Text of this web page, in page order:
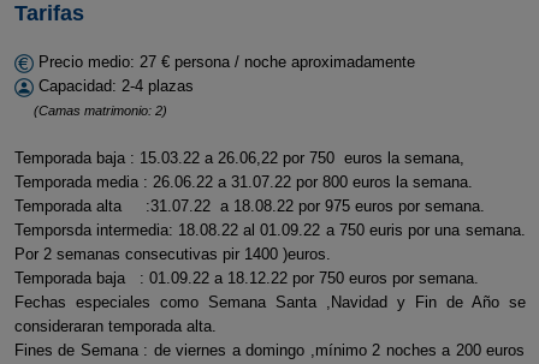
Tarifas
Precio medio: 27 € persona / noche aproximadamente
Capacidad: 2-4 plazas
(Camas matrimonio: 2)
Temporada baja : 15.03.22 a 26.06,22 por 750 euros la semana,
Temporada media : 26.06.22 a 31.07.22 por 800 euros la semana.
Temporada alta :31.07.22 a 18.08.22 por 975 euros por semana.
Temporsda intermedia: 18.08.22 al 01.09.22 a 750 euris por una semana.
Por 2 semanas consecutivas pir 1400 )euros.
Temporada baja : 01.09.22 a 18.12.22 por 750 euros por semana.
Fechas especiales como Semana Santa ,Navidad y Fin de Año se
consideraran temporada alta.
Fines de Semana : de viernes a domingo ,mínimo 2 noches a 200 euros